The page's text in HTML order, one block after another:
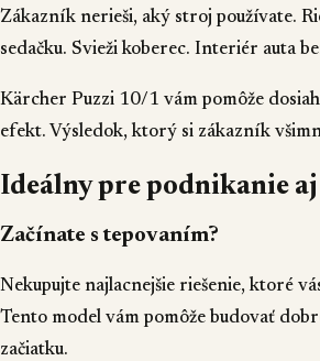
Zákazník nerieši, aký stroj používate.
sedačku. Svieži koberec. Interiér auta
Kärcher Puzzi 10/1 vám pomôže
efekt. Výsledok, ktorý si zákazník
Ideálny pre podnikanie
Začínate s tepovaním?
Nekupujte najlacnejšie riešenie, ktoré
Tento model vám pomôže budovať
začiatku.